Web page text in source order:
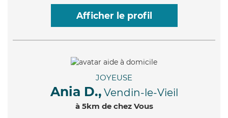
Afficher le profil
JOYEUSE
Ania D., Vendin-le-Vieil
à 5km de chez Vous